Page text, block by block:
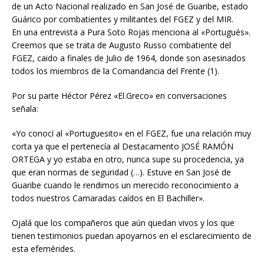
de un Acto Nacional realizado en San José de Guaribe, estado
Guárico por combatientes y militantes del FGEZ y del MIR.
En una entrevista a Pura Soto Rojas menciona al «Portugués».
Creemos que se trata de Augusto Russo combatiente del
FGEZ, caido a finales de Julio de 1964, donde son asesinados
todos los miembros de la Comandancia del Frente (1).
Por su parte Héctor Pérez «El.Greco» en conversaciones
señala:
«Yo conocí al «Portuguesito» en el FGEZ, fue una relación muy
corta ya que el pertenecía al Destacamento JOSÉ RAMÓN
ORTEGA y yo estaba en otro, nunca supe su procedencia, ya
que eran normas de seguridad (…). Estuve en San José de
Guaribe cuando le rendimos un merecido reconocimiento a
todos nuestros Camaradas caídos en El Bachiller».
Ojalá que los compañeros que aún quedan vivos y los que
tienen testimonios puedan apoyarnos en el esclarecimiento de
esta efemérides.